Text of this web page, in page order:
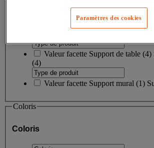
Valeur facette Support de table (4)
(4)
Valeur facette Support mural (1)
Coloris
Coloris
Paramètres des cookies